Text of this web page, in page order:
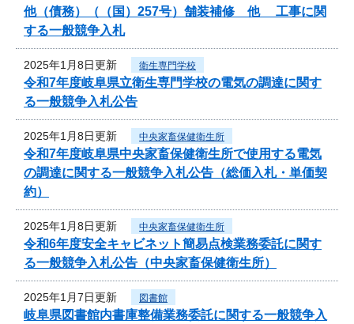
他（債務）（（国）257号）舗装補修 他 工事に関
する一般競争入札
2025年1月8日更新 衛生専門学校
令和7年度岐阜県立衛生専門学校の電気の調達に関す
る一般競争入札公告
2025年1月8日更新 中央家畜保健衛生所
令和7年度岐阜県中央家畜保健衛生所で使用する電気
の調達に関する一般競争入札公告（総価入札・単価契
約）
2025年1月8日更新 中央家畜保健衛生所
令和6年度安全キャビネット簡易点検業務委託に関す
る一般競争入札公告（中央家畜保健衛生所）
2025年1月7日更新 図書館
岐阜県図書館内書庫整備業務委託に関する一般競争入